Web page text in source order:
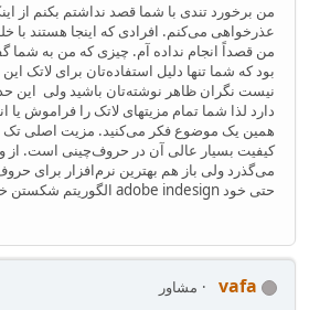
من برخورد تندی با شما قصد نداشتم بکنم از
عذرخواهی می‌کنم. افرادی که اینجا هستند با
من قصداً انجام نداده آم. چیزی که من به شما
بود که شما تنها دلیل استفاده‌تان برای لاتک
نیست نگران ظاهر نوشته‌تان باشید ولی این
دارد لذا شما تمام مزیتهای لاتک را فراموش یا
همین یک موضوع فکر می‌کنید. مزیت اصلی تک
می‌گذرد ولی باز هم بهترین نرم‌افزار برای
حتی خود adobe indesign الگوریتم شکستن خط تک را کپی کرده‌آند.
vafa
مشاور